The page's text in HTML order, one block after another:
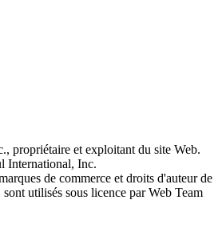
propriétaire et exploitant du site Web.
International, Inc.
de commerce et droits d'auteur de
utilisés sous licence par Web Team